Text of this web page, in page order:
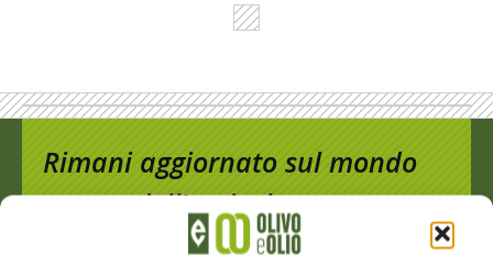
Rimani aggiornato sul mondo
dell’agricoltura